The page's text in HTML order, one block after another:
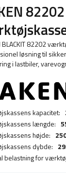
BLACKIT 82202
løsning til
i lastbiler,
kapacitet:
længde:
højde:
dybde:
belastning for